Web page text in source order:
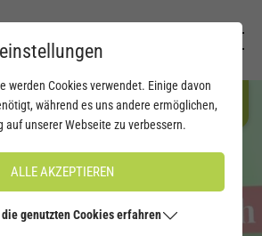
werden Cookies verwendet. Einige davon
während es uns andere ermöglichen,
auf unserer Webseite zu verbessern.
ALLE AKZEPTIEREN
genutzten Cookies erfahren